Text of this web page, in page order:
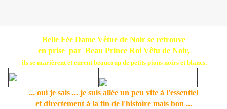
Belle Fée Dame Vêtue de Noir se retrouve
en prise par Beau Prince Roi Vêtu de Noir,
ils se marièrent et eurent beaucoup de petits pions noirs et blancs.
... oui je sais ... je suis allée un peu vite à l'essentiel
et directement à la fin de l'histoire mais bon ...